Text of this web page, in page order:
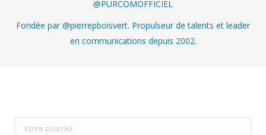
@PURCOMOFFICIEL
Fondée par @pierrepboisvert. Propulseur de talents et leader
en communications depuis 2002.